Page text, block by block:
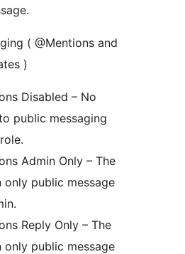
( @Mentions and
)
Disabled – No
public messaging
Admin Only – The
only public message
Reply Only – The
only public message